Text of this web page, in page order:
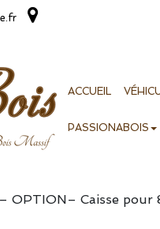
ACCUEIL
PASSIONABOIS
OPTION– Caisse pour